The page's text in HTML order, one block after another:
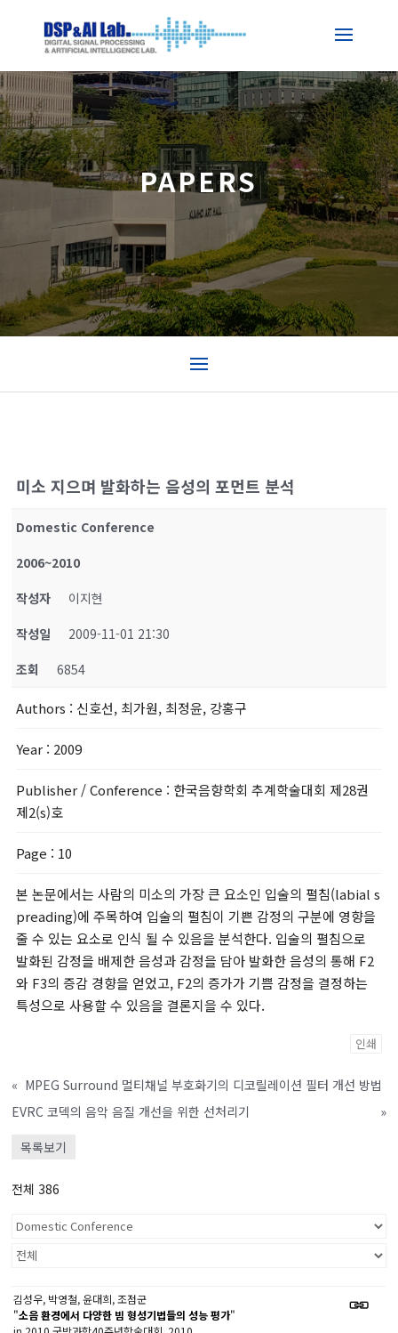
PAPERS
미소 지으며 발화하는 음성의 포먼트 분석
Domestic Conference
2006~2010
작성자
이지현
작성일
2009-11-01 21:30
조회
6854
Authors : 신호선, 최가원, 최정윤, 강홍구
Year : 2009
Publisher / Conference : 한국음향학회 추계학술대회 제28권
제2(s)호
Page : 10
본 논문에서는 사람의 미소의 가장 큰 요소인 입술의 펼침(labial s
preading)에 주목하여 입술의 펼침이 기쁜 감정의 구분에 영향을
줄 수 있는 요소로 인식 될 수 있음을 분석한다. 입술의 펼침으로
발화된 감정을 배제한 음성과 감정을 담아 발화한 음성의 통해 F2
와 F3의 증감 경향을 얻었고, F2의 증가가 기쁨 감정을 결정하는
특성으로 사용할 수 있음을 결론지을 수 있다.
인쇄
« MPEG Surround 멀티채널 부호화기의 디코릴레이션 필터 개선 방법
EVRC 코덱의 음악 음질 개선을 위한 선처리기
»
목록보기
전체 386
김성우, 박영철, 윤대희, 조점군
"소음 환경에서 다양한 빔 형성기법들의 성능 평가"